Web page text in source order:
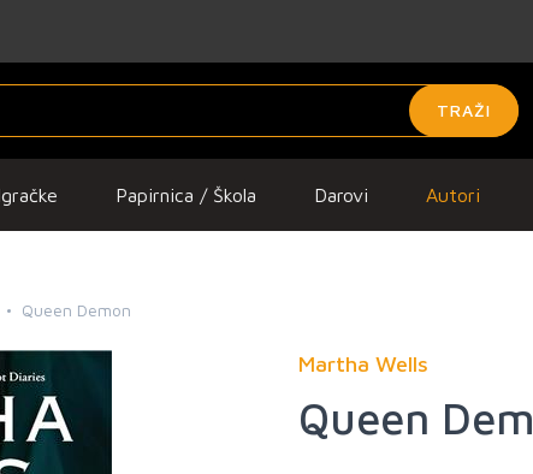
TRAŽI
Papirnica / Škola Darovi Autori
Queen Demon
Martha Wells
Queen